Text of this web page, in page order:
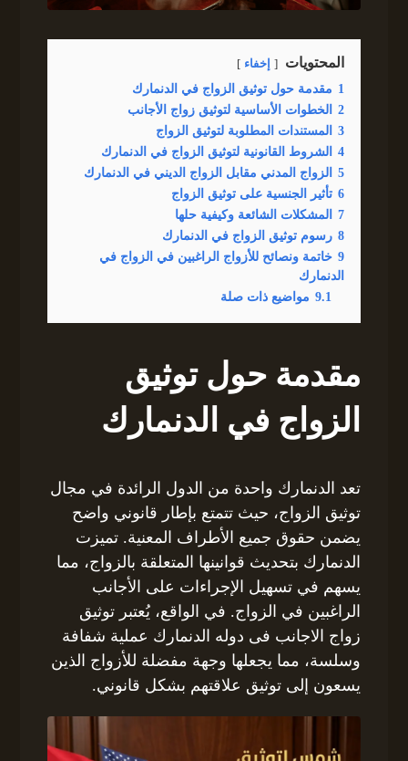
المحتويات إخفاء
1 مقدمة حول توثيق الزواج في الدنمارك
2
الخطوات الأساسية لتوثيق زواج الأجانب
3
المستندات المطلوبة لتوثيق الزواج
4
الشروط القانونية لتوثيق الزواج في الدنمارك
5
الزواج المدني مقابل الزواج الديني في الدنمارك
6 تأثير الجنسية على توثيق الزواج
7
المشكلات الشائعة وكيفية حلها
8 رسوم توثيق الزواج في الدنمارك
9 خاتمة ونصائح للأزواج الراغبين في الزواج في
الدنمارك
9.1 مواضيع ذات صلة
مقدمة حول توثيق
الزواج في الدنمارك
تعد الدنمارك واحدة من الدول الرائدة في مجال
توثيق الزواج، حيث تتمتع بإطار قانوني واضح
يضمن حقوق جميع الأطراف المعنية. تميزت
الدنمارك بتحديث قوانينها المتعلقة بالزواج، مما
يسهم في تسهيل الإجراءات على الأجانب
الراغبين في الزواج. في الواقع، يُعتبر توثيق
زواج الاجانب فى دوله الدنمارك عملية شفافة
وسلسة، مما يجعلها وجهة مفضلة للأزواج الذين
يسعون إلى توثيق علاقتهم بشكل قانوني.